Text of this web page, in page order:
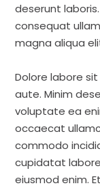
deserunt
consequat
magna aliqua
Dolore labore
aute. Minim
voluptate ea
occaecat
commodo
cupidatat
eiusmod enim.